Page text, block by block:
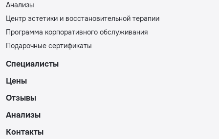
Анализы
Центр эстетики и восстановительной терапии
Программа корпоративного обслуживания
Подарочные сертификаты
Специалисты
Цены
Отзывы
Анализы
Контакты